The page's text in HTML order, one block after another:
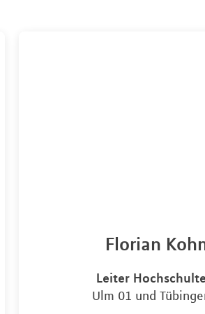
Florian
Leiter
Ulm 01 und